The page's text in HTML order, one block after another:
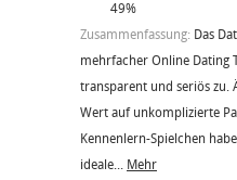
49%
Zusammenfassung: Das
mehrfacher Online Dating
transparent und seriös zu.
Wert auf unkomplizierte
Kennenlern-Spielchen
ideale... Mehr